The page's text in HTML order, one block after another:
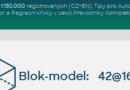
1.130.000registrovaných (CZ+EN). Tipy pro
a Regresní křivkyv sekci Převodníky.
Blok-model: 42@16